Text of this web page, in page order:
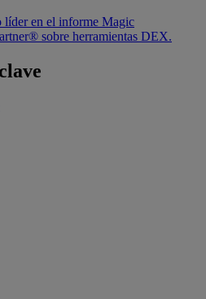
líder en el informe Magic
sobre herramientas DEX.